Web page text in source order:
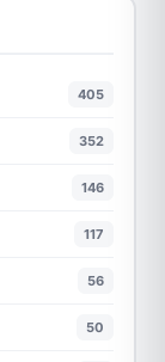
405
352
146
117
56
50